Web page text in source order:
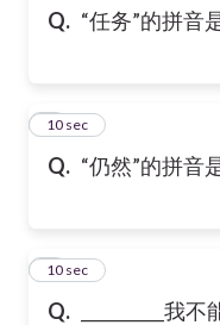
Q. “任务”的拼音
Q. “仍然”的拼音
410 sec
Q.
__________
510 sec